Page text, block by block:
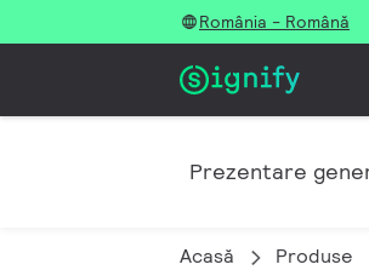
România - Română
Prezentare
Acasă Produse